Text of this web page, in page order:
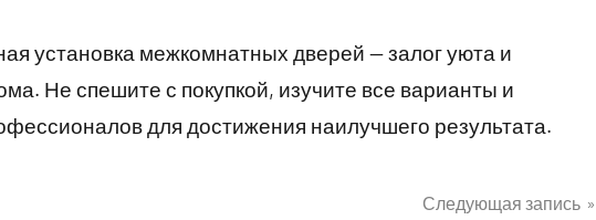
установка межкомнатных дверей — залог уюта и
Не спешите с покупкой, изучите все варианты и
для достижения наилучшего результата.
Следующая запись